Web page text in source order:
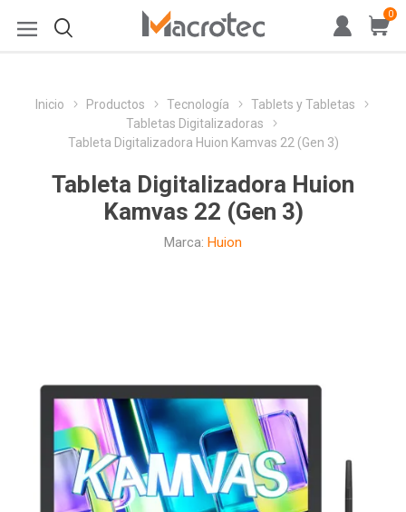
0
Inicio Productos Tecnología
Tablets y Tabletas
Tabletas Digitalizadoras
Tableta Digitalizadora Huion Kamvas 22 (Gen 3)
Tableta Digitalizadora Huion
Kamvas 22 (Gen 3)
Marca: Huion